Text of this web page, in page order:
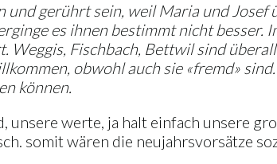
gerührt sein, weil Maria und Josef
es ihnen bestimmt nicht besser.
Fischbach, Bettwil sind
obwohl auch sie «fremd»
können.
werte, ja halt einfach unsere
somit wären die neujahrsvorsätze